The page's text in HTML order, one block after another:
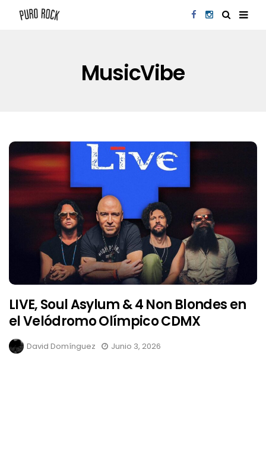
MusicVibe
LIVE, Soul Asylum & 4 Non Blondes en
el Velódromo Olímpico CDMX
David Domínguez Junio 3, 2026